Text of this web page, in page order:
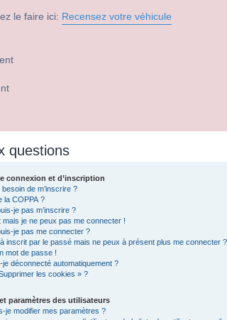
le faire ici: Recensez votre véhicule
questions
connexion et d’inscription
de m’inscrire ?
la COPPA ?
je pas m’inscrire ?
je ne peux pas me connecter !
je pas me connecter ?
inscrit par le passé mais ne peux à présent plus me connecter
mot de passe !
je déconnecté automatiquement ?
les cookies » ?
paramètres des utilisateurs
je modifier mes paramètres ?